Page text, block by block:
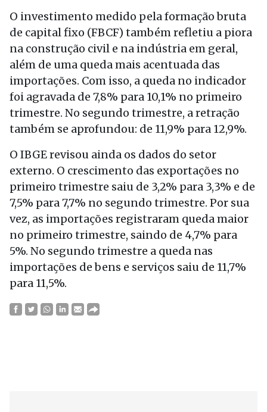
O investimento medido pela formação bruta
de capital fixo (FBCF) também refletiu a piora
na construção civil e na indústria em geral,
além de uma queda mais acentuada das
importações. Com isso, a queda no indicador
foi agravada de 7,8% para 10,1% no primeiro
trimestre. No segundo trimestre, a retração
também se aprofundou: de 11,9% para 12,9%.
O IBGE revisou ainda os dados do setor
externo. O crescimento das exportações no
primeiro trimestre saiu de 3,2% para 3,3% e de
7,5% para 7,7% no segundo trimestre. Por sua
vez, as importações registraram queda maior
no primeiro trimestre, saindo de 4,7% para
5%. No segundo trimestre a queda nas
importações de bens e serviços saiu de 11,7%
para 11,5%.